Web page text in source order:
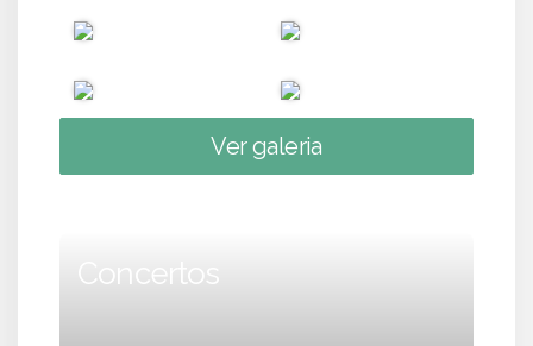
Ver galeria
Concertos